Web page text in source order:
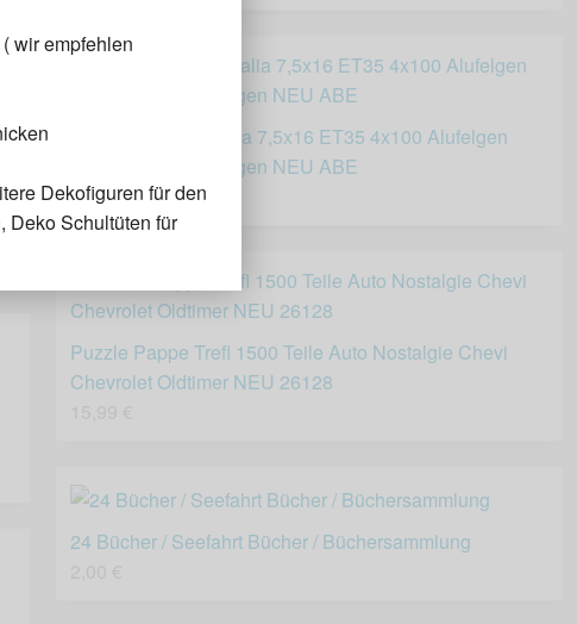
16 Zoll DBV Australia 7,5x16 ET35 4x100 Alufelgen
Schwarz Poliert Felgen NEU ABE
319,00 €
Puzzle Pappe Trefl 1500 Teile Auto Nostalgie Chevi
Chevrolet Oldtimer NEU 26128
24 Bücher / Seefahrt Bücher / Büchersammlung
wir empfehlen
Dekofiguren für den
Deko Schultüten für